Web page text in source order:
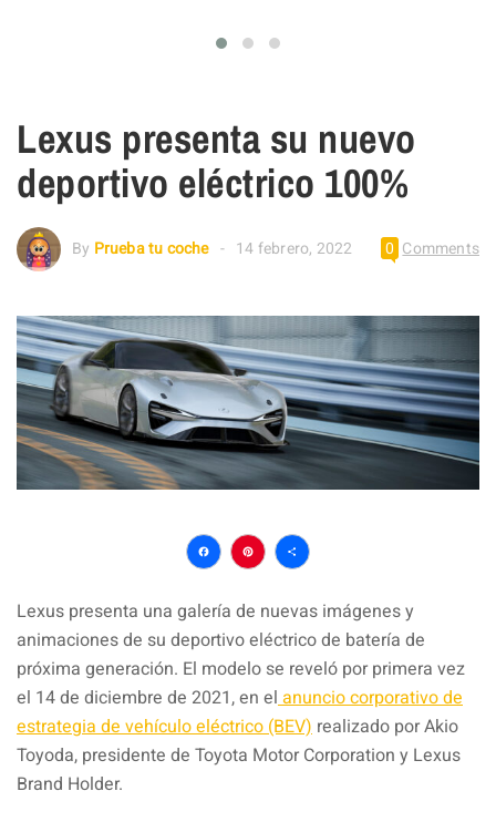
Lexus presenta su nuevo
deportivo eléctrico 100%
By Prueba tu coche 14 febrero, 2022 0 Comments
Facebook
Pinterest
Compartir
Lexus presenta una galería de nuevas imágenes y
animaciones de su deportivo eléctrico de batería de
próxima generación. El modelo se reveló por primera vez
el 14 de diciembre de 2021, en el anuncio corporativo de
estrategia de vehículo eléctrico (BEV) realizado por Akio
Toyoda, presidente de Toyota Motor Corporation y Lexus
Brand Holder.